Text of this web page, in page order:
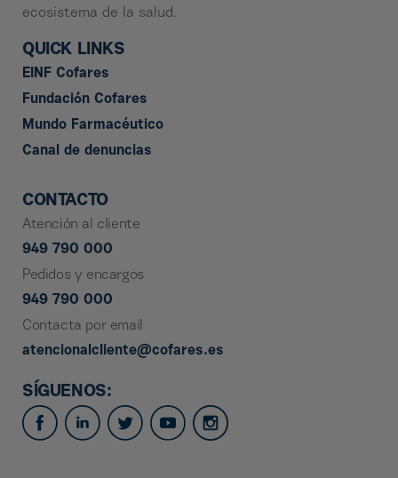
ecosistema de la salud.
QUICK LINKS
EINF Cofares
Fundación Cofares
Mundo Farmacéutico
Canal de denuncias
CONTACTO
Atención al cliente
949 790 000
Pedidos y encargos
949 790 000
Contacta por email
atencionalcliente@cofares.es
SÍGUENOS: